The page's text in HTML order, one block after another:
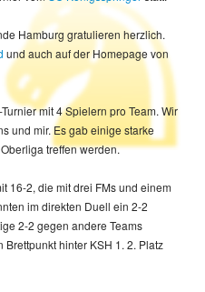
Hamburg gratulieren herzlich.
und auch auf der Homepage von
mit 4 Spielern pro Team. Wir
und mir. Es gab einige starke
treffen werden.
16-2, die mit drei FMs und einem
im direkten Duell ein 2-2
2-2 gegen andere Teams
hinter KSH 1. 2. Platz